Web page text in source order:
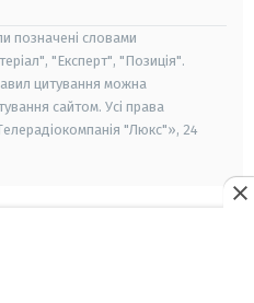
позначені словами
"Експерт", "Позиція".
цитування можна
сайтом. Усі права
"Люкс"», 24